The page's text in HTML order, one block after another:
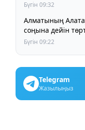
Бүгін 09:32
Алматының
соңына дейін
Бүгін 09:22
Telegram
Жазылыңыз